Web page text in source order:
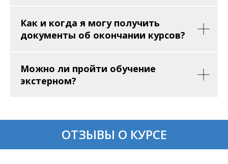
Как и когда я могу получить
документы об окончании курсов?
Можно ли пройти обучение
экстерном?
ОТЗЫВЫ О КУРСЕ